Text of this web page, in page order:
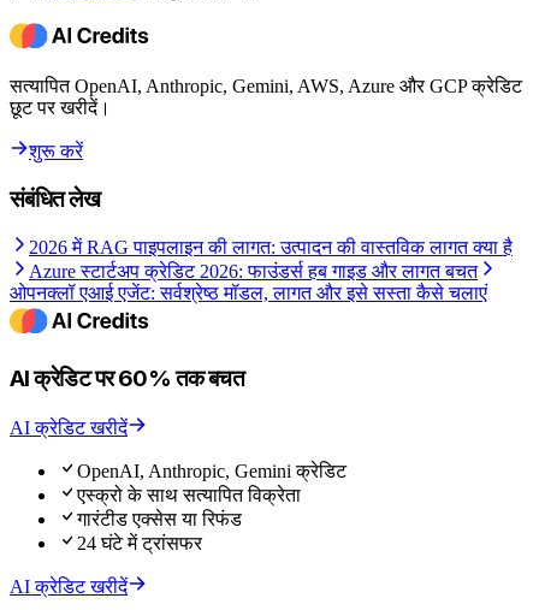
सत्यापित OpenAI, Anthropic, Gemini, AWS, Azure और GCP क्रेडिट
छूट पर खरीदें।
शुरू करें
संबंधित लेख
2026 में RAG पाइपलाइन की लागत: उत्पादन की वास्तविक लागत क्या है
Azure स्टार्टअप क्रेडिट 2026: फाउंडर्स हब गाइड और लागत बचत
ओपनक्लॉ एआई एजेंट: सर्वश्रेष्ठ मॉडल, लागत और इसे सस्ता कैसे चलाएं
AI क्रेडिट पर 60% तक बचत
AI क्रेडिट खरीदें
OpenAI, Anthropic, Gemini क्रेडिट
एस्क्रो के साथ सत्यापित विक्रेता
गारंटीड एक्सेस या रिफंड
24 घंटे में ट्रांसफर
AI क्रेडिट खरीदें